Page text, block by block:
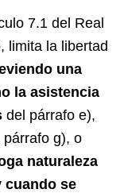
7.1 del Real
limita la libertad
una
la asistencia
del párrafo e),
párrafo g), o
naturaleza
cuando se